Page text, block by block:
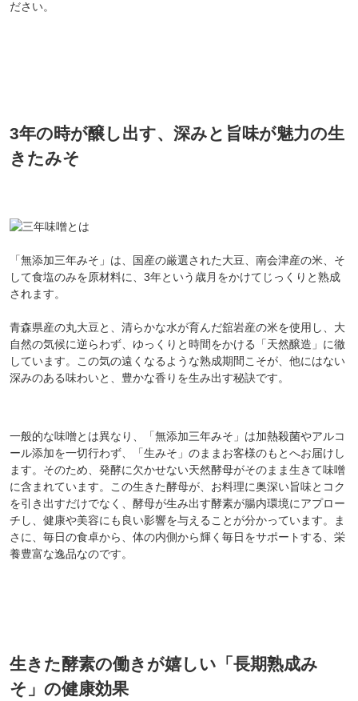
ださい。
3年の時が醸し出す、深みと旨味が魅力の生
きたみそ
「無添加三年みそ」は、国産の厳選された大豆、南会津産の米、そ
して食塩のみを原材料に、3年という歳月をかけてじっくりと熟成
されます。
青森県産の丸大豆と、清らかな水が育んだ舘岩産の米を使用し、大
自然の気候に逆らわず、ゆっくりと時間をかける「天然醸造」に徹
しています。この気の遠くなるような熟成期間こそが、他にはない
深みのある味わいと、豊かな香りを生み出す秘訣です。
一般的な味噌とは異なり、「無添加三年みそ」は加熱殺菌やアルコ
ール添加を一切行わず、「生みそ」のままお客様のもとへお届けし
ます。そのため、発酵に欠かせない天然酵母がそのまま生きて味噌
に含まれています。この生きた酵母が、お料理に奥深い旨味とコク
を引き出すだけでなく、酵母が生み出す酵素が腸内環境にアプロー
チし、健康や美容にも良い影響を与えることが分かっています。ま
さに、毎日の食卓から、体の内側から輝く毎日をサポートする、栄
養豊富な逸品なのです。
生きた酵素の働きが嬉しい「長期熟成み
そ」の健康効果